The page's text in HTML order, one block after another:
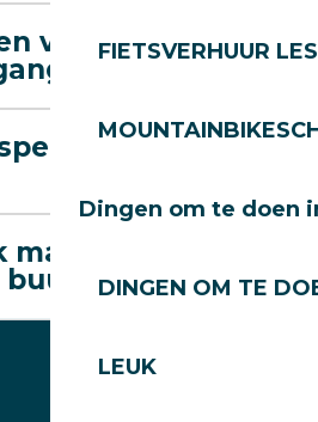
FIETSVERHUUR
Dingen om te doen
DINGEN OM TE
LEUK
verbonden
fiets
buurt?